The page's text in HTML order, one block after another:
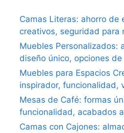
Camas Literas: ahorro de
creativos, seguridad para
Muebles Personalizados:
diseño único, opciones
Muebles para Espacios
inspirador, funcionalidad,
Mesas de Café: formas
funcionalidad, acabados
Camas con Cajones: